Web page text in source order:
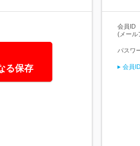
る保存
会員ID
(メール
パスワ
会員